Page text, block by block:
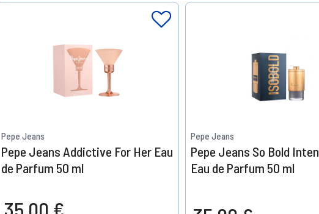
Pepe Jeans
Pepe Jeans Addictive For Her Eau
de Parfum 50 ml
Pepe Jeans
Pepe Jeans So Bold
Eau de Parfum 50 ml